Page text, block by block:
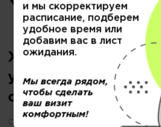
Хотите сделать
укладку, но еще не
определились?
С «ПЕРСОНОЙ» будьте уверены Ваш
и мы скорректируем
расписание, подберем
удобное время или
добавим вас в лист
ожидания.
Мы всегда рядом,
чтобы сделать
ваш визит
комфортным!